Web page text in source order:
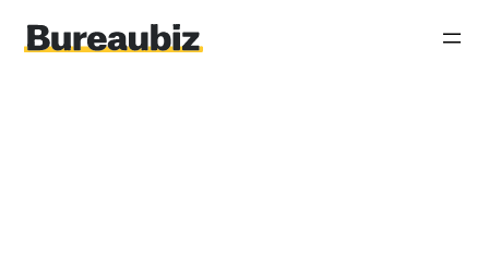
indhold